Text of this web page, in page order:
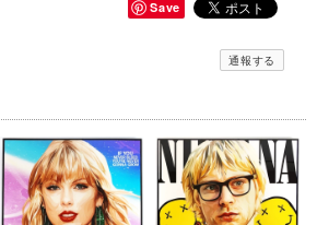
Save
通報する